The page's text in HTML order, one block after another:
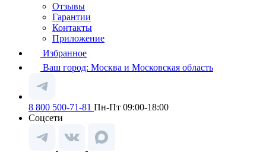
Отзывы
Гарантии
Контакты
Приложение
Избранное
Ваш город: Москва и Московская область
8 800 500-71-81 Пн-Пт 09:00-18:00
Соцсети